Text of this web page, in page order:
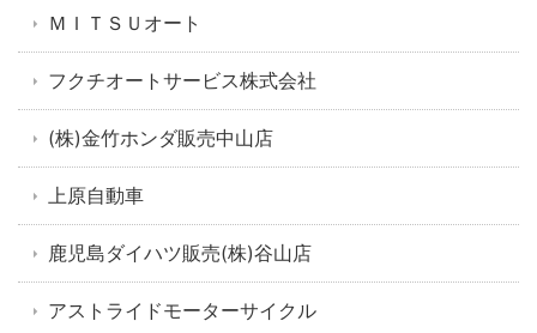
ＭＩＴＳＵオート
フクチオートサービス株式会社
(株)金竹ホンダ販売中山店
上原自動車
鹿児島ダイハツ販売(株)谷山店
アストライドモーターサイクル